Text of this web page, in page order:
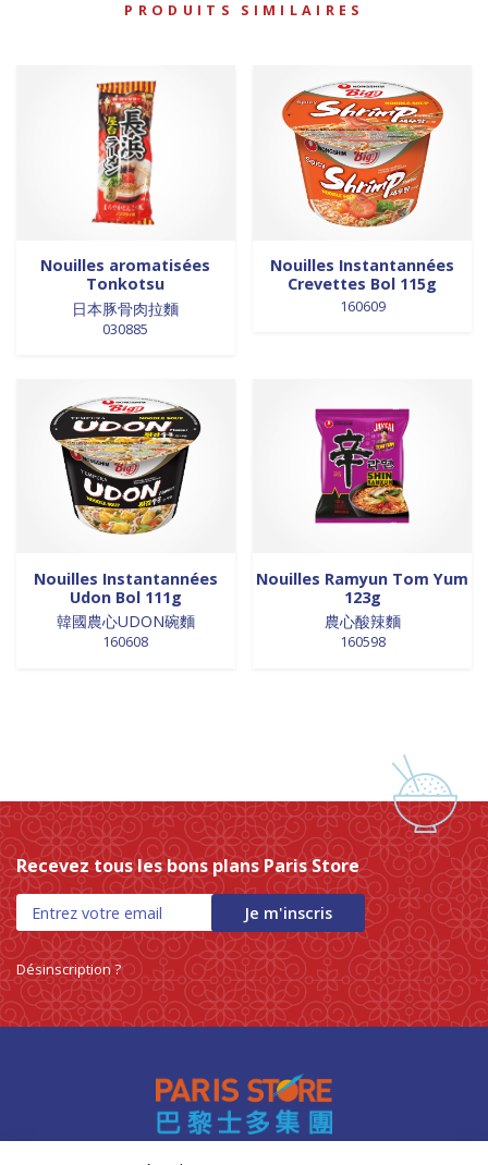
PRODUITS SIMILAIRES
Nouilles aromatisées
Tonkotsu
日本豚骨肉拉麵
030885
Nouilles Instantannées
Crevettes Bol 115g
160609
Nouilles Instantannées
Udon Bol 111g
韓國農心UDON碗麵
160608
Nouilles Ramyun Tom Yum
123g
農心酸辣麵
160598
Recevez tous les bons plans Paris Store
Je m'inscris
Désinscription ?